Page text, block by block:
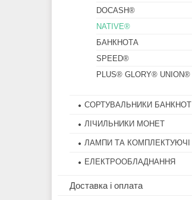
DOCASH®
NATIVE®
БАНКНОТА
SPEED®
PLUS® GLORY® UNION®
СОРТУВАЛЬНИКИ БАНКНОТ
ЛІЧИЛЬНИКИ МОНЕТ
ЛАМПИ ТА КОМПЛЕКТУЮЧІ
ЕЛЕКТРООБЛАДНАННЯ
Доставка і оплата